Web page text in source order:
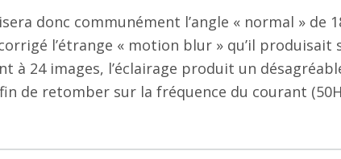
donc communément l’angle « normal » de
l’étrange « motion blur » qu’il
à 24 images, l’éclairage produit un
de retomber sur la fréquence du courant